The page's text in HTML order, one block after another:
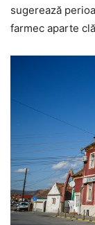
sugerează
farmec aparte